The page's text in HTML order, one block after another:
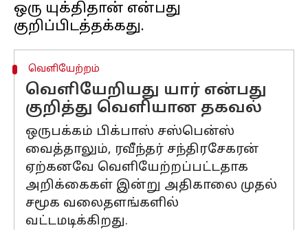
ஒரு யுக்திதான் என்பது
வெளியேற்றம்
வெளியேறியது யார் என்பது
குறித்து வெளியான தகவல்
ஒருபக்கம் பிக்பாஸ் சஸ்பென்ஸ்
வைத்தாலும், ரவீந்தர் சந்திரசேகரன்
ஏற்கனவே வெளியேற்றப்பட்டதாக
அறிக்கைகள் இன்று அதிகாலை முதல்
சமூக வலைதளங்களில்
வட்டமடிக்கிறது.